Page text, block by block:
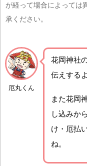
が経って場合によっては
承ください。
厄丸くん
花岡神社
伝えするよ
また花岡
し込みか
け・厄払
ね。